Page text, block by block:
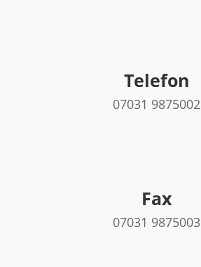
Telefon
07031 9875002
Fax
07031 9875003